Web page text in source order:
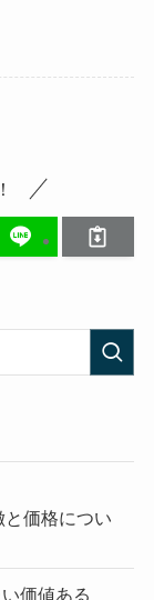
と価格につい
価値ある